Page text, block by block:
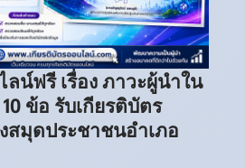
ลน์ฟรี เรื่อง ภาวะผู้นำใน
ข้อ รับเกียรติบัตร
สมุดประชาชนอำเภอ